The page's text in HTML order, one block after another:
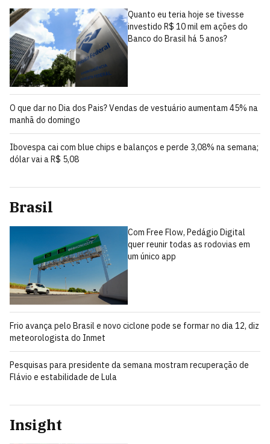
Quanto eu teria hoje se tivesse
investido R$ 10 mil em ações do
Banco do Brasil há 5 anos?
O que dar no Dia dos Pais? Vendas de vestuário aumentam 45% na
manhã do domingo
Ibovespa cai com blue chips e balanços e perde 3,08% na semana;
dólar vai a R$ 5,08
Brasil
Com Free Flow, Pedágio Digital
quer reunir todas as rodovias em
um único app
Frio avança pelo Brasil e novo ciclone pode se formar no dia 12, diz
meteorologista do Inmet
Pesquisas para presidente da semana mostram recuperação de
Flávio e estabilidade de Lula
Insight